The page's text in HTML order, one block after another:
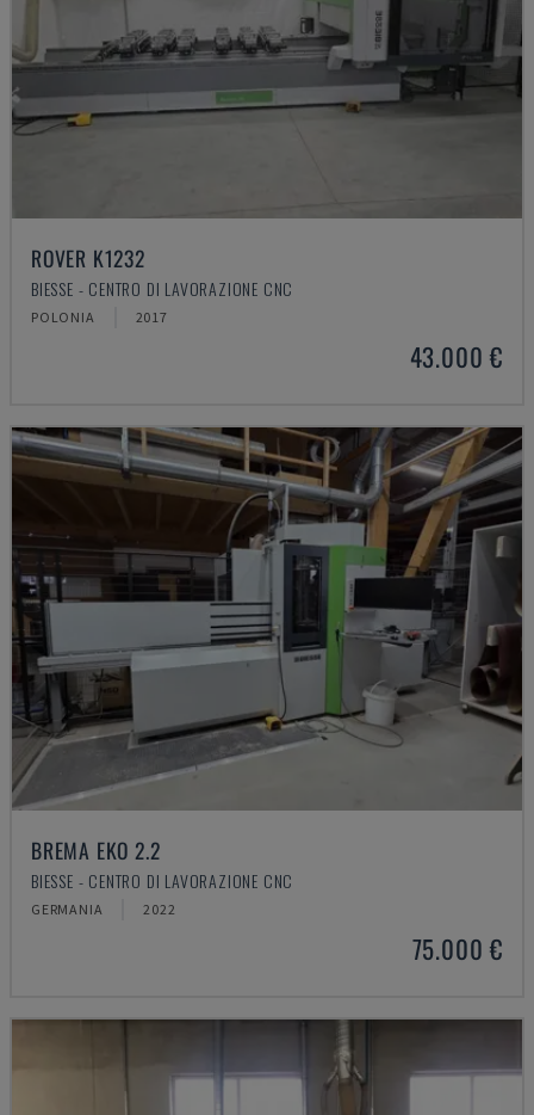
ROVER K1232
BIESSE - CENTRO DI LAVORAZIONE CNC
POLONIA 2017
43.000 €
BREMA EKO 2.2
BIESSE - CENTRO DI LAVORAZIONE CNC
GERMANIA 2022
75.000 €